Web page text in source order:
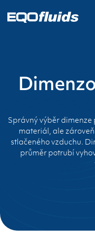
Správný výběr
materiál, ale
stlačeného vzduchu.
průměr potrubí